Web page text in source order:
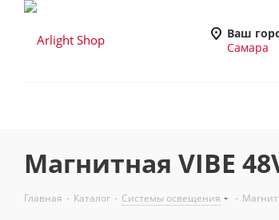
Ваш
Самара
Магнитная VIBE
Главная - Каталог - Системы освещения -